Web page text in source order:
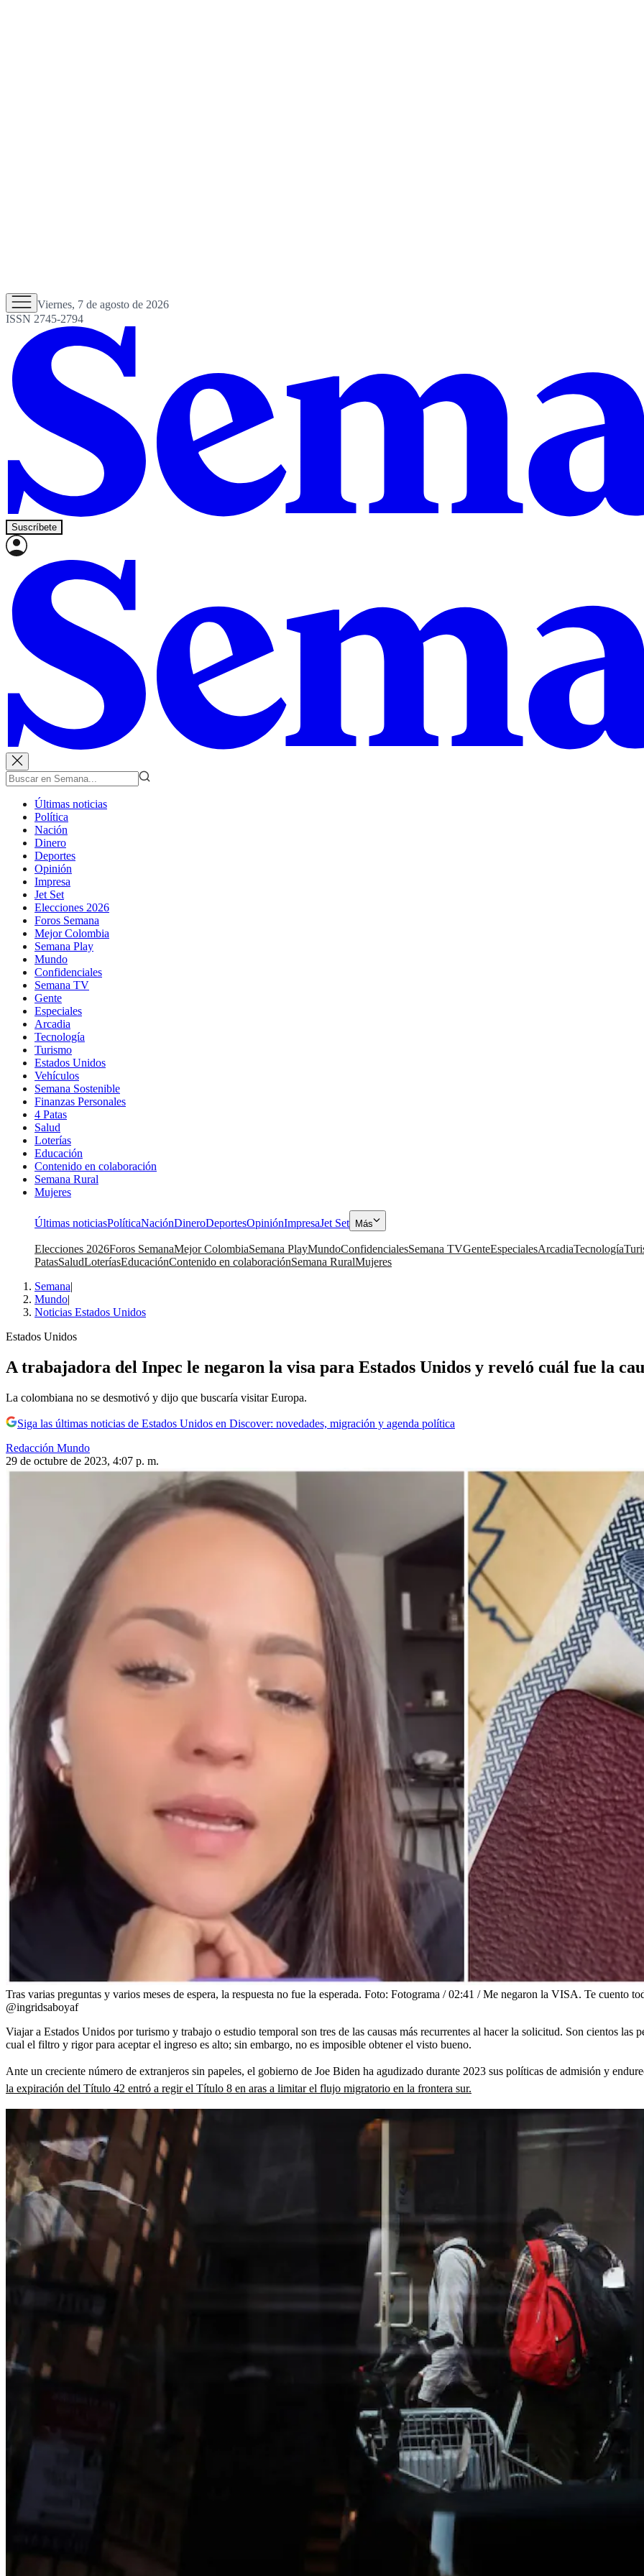
Viernes, 7 de agosto de 2026
ISSN 2745-2794
Suscríbete
Últimas noticias
Política
Nación
Dinero
Deportes
Opinión
Impresa
Jet Set
Elecciones 2026
Foros Semana
Mejor Colombia
Semana Play
Mundo
Confidenciales
Semana TV
Gente
Especiales
Arcadia
Tecnología
Turismo
Estados Unidos
Vehículos
Semana Sostenible
Finanzas Personales
4 Patas
Salud
Loterías
Educación
Contenido en colaboración
Semana Rural
Mujeres
Últimas noticiasPolíticaNaciónDineroDeportesOpiniónImpresaJet Set Más
Elecciones 2026Foros SemanaMejor ColombiaSemana PlayMundoConfidencialesSemana TVGenteEspecialesArcadiaTecnología
PatasSaludLoteríasEducaciónContenido en colaboraciónSemana RuralMujeres
Semana|
Mundo|
Noticias Estados Unidos
Estados Unidos
A trabajadora del Inpec le negaron la visa para Estados Unidos y reveló cuál fue la
La colombiana no se desmotivó y dijo que buscaría visitar Europa.
Siga las últimas noticias de Estados Unidos en Discover: novedades, migración y agenda política
Redacción Mundo
29 de octubre de 2023, 4:07 p. m.
Tras varias preguntas y varios meses de espera, la respuesta no fue la esperada. Foto: Fotograma / 02:41 / Me negaron la VISA. Te cuento
@ingridsaboyaf
Viajar a Estados Unidos por turismo y trabajo o estudio temporal son tres de las causas más recurrentes al hacer la solicitud. Son cientos las
cual el filtro y rigor para aceptar el ingreso es alto; sin embargo, no es imposible obtener el visto bueno.
Ante un creciente número de extranjeros sin papeles, el gobierno de Joe Biden ha agudizado durante 2023 sus políticas de admisión y
la expiración del Título 42 entró a regir el Título 8 en aras a limitar el flujo migratorio en la frontera sur.